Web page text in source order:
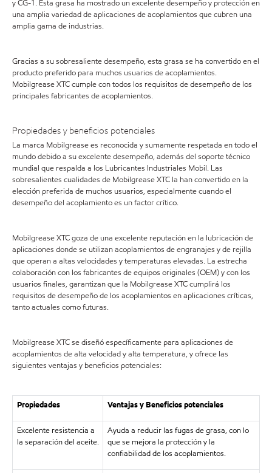
y CG-1. Esta grasa ha mostrado un excelente desempeño y protección en
una amplia variedad de aplicaciones de acoplamientos que cubren una
amplia gama de industrias.
Gracias a su sobresaliente desempeño, esta grasa se ha convertido en el
producto preferido para muchos usuarios de acoplamientos.
Mobilgrease XTC cumple con todos los requisitos de desempeño de los
principales fabricantes de acoplamientos.
Propiedades y beneficios potenciales
La marca Mobilgrease es reconocida y sumamente respetada en todo el
mundo debido a su excelente desempeño, además del soporte técnico
mundial que respalda a los Lubricantes Industriales Mobil. Las
sobresalientes cualidades de Mobilgrease XTC la han convertido en la
elección preferida de muchos usuarios, especialmente cuando el
desempeño del acoplamiento es un factor crítico.
Mobilgrease XTC goza de una excelente reputación en la lubricación de
aplicaciones donde se utilizan acoplamientos de engranajes y de rejilla
que operan a altas velocidades y temperaturas elevadas. La estrecha
colaboración con los fabricantes de equipos originales (OEM) y con los
usuarios finales, garantizan que la Mobilgrease XTC cumplirá los
requisitos de desempeño de los acoplamientos en aplicaciones críticas,
tanto actuales como futuras.
Mobilgrease XTC se diseñó específicamente para aplicaciones de
acoplamientos de alta velocidad y alta temperatura, y ofrece las
siguientes ventajas y beneficios potenciales:
Propiedades Ventajas y Beneficios potenciales
Excelente resistencia a
la separación del aceite.
Ayuda a reducir las fugas de grasa, con lo
que se mejora la protección y la
confiabilidad de los acoplamientos.